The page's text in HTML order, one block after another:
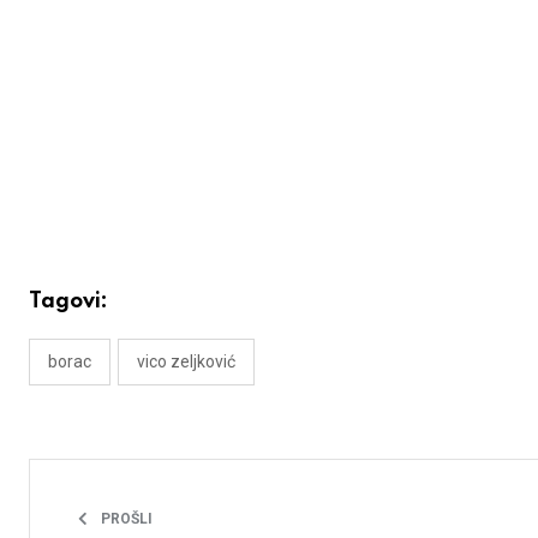
Tagovi:
borac vico zeljković
PROŠLI